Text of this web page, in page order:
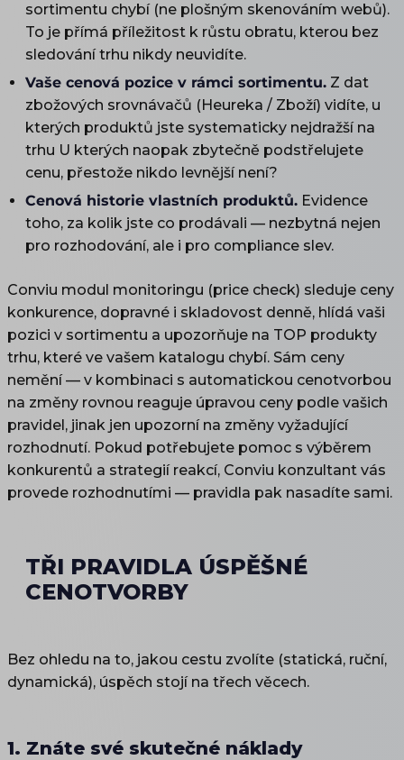
sortimentu chybí (ne plošným skenováním webů).
To je přímá příležitost k růstu obratu, kterou bez
sledování trhu nikdy neuvidíte.
Vaše cenová pozice v rámci sortimentu. Z dat
zbožových srovnávačů (Heureka / Zboží) vidíte, u
kterých produktů jste systematicky nejdražší na
trhu U kterých naopak zbytečně podstřelujete
cenu, přestože nikdo levnější není?
Cenová historie vlastních produktů. Evidence
toho, za kolik jste co prodávali — nezbytná nejen
pro rozhodování, ale i pro compliance slev.
Conviu modul monitoringu (price check) sleduje ceny
konkurence, dopravné i skladovost denně, hlídá vaši
pozici v sortimentu a upozorňuje na TOP produkty
trhu, které ve vašem katalogu chybí. Sám ceny
nemění — v kombinaci s automatickou cenotvorbou
na změny rovnou reaguje úpravou ceny podle vašich
pravidel, jinak jen upozorní na změny vyžadující
rozhodnutí. Pokud potřebujete pomoc s výběrem
konkurentů a strategií reakcí, Conviu konzultant vás
provede rozhodnutími — pravidla pak nasadíte sami.
TŘI PRAVIDLA ÚSPĚŠNÉ
CENOTVORBY
Bez ohledu na to, jakou cestu zvolíte (statická, ruční,
dynamická), úspěch stojí na třech věcech.
1. Znáte své skutečné náklady